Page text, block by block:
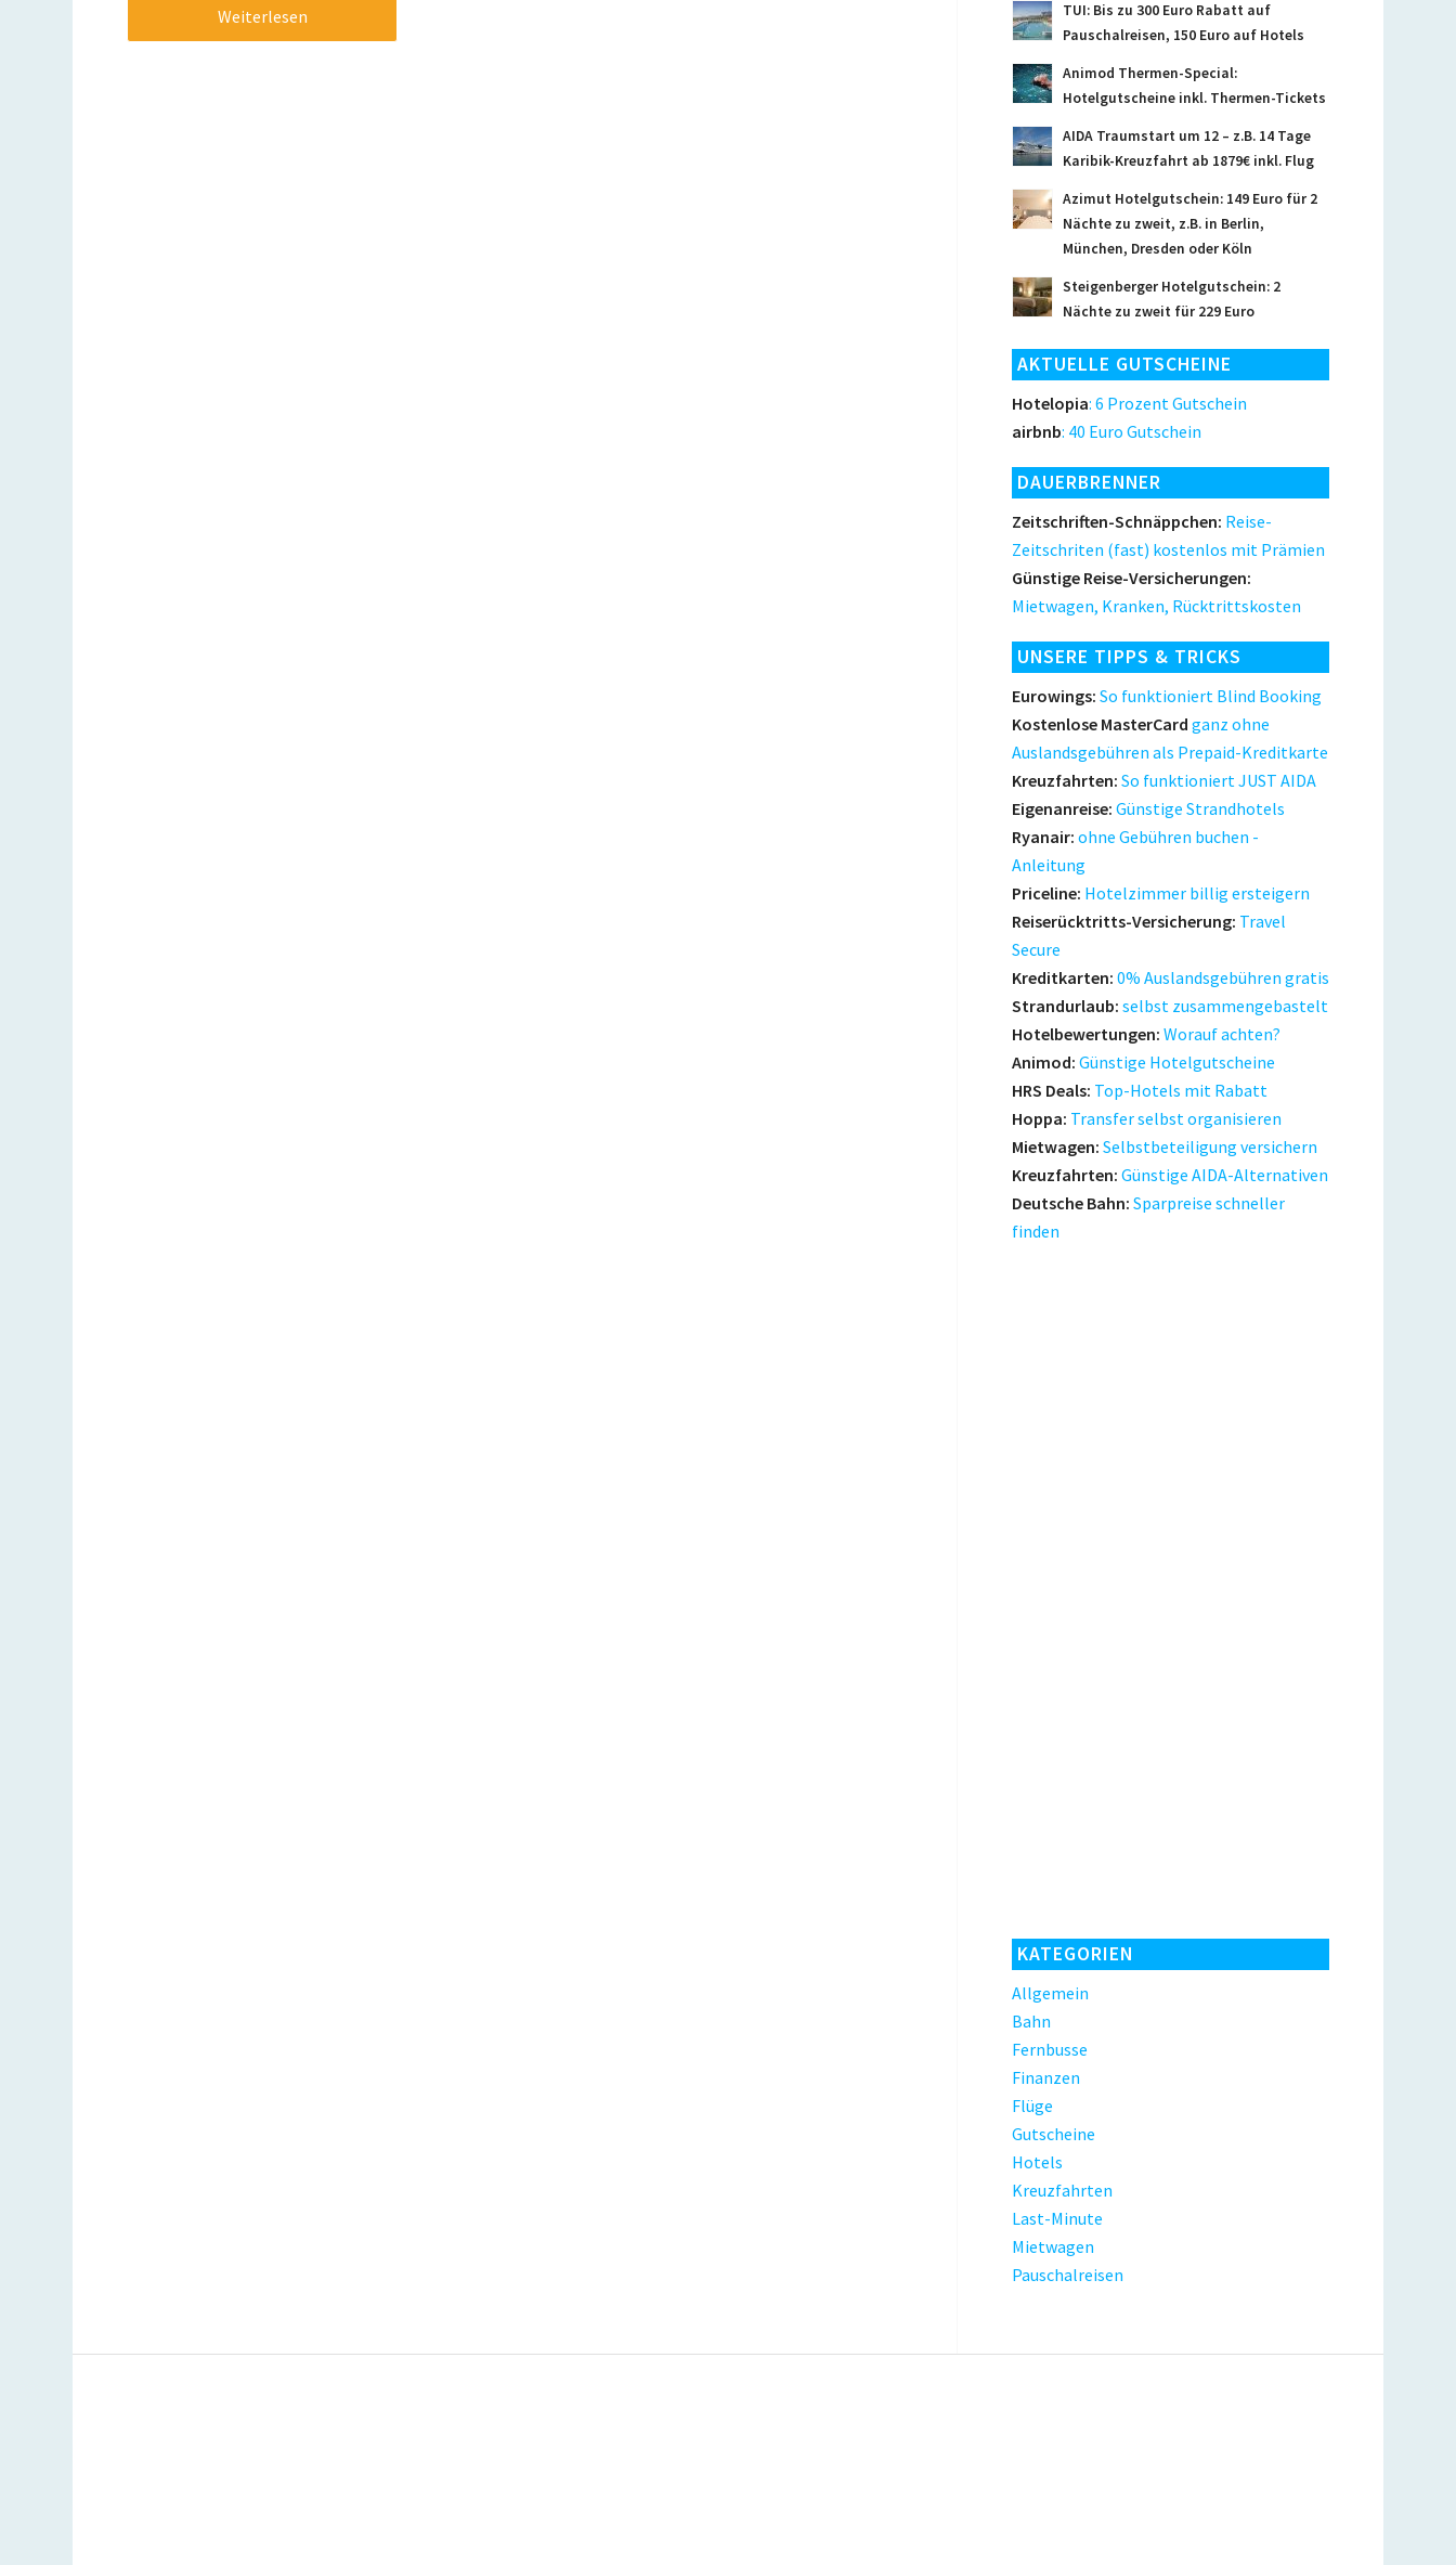
Weiterlesen
TUI: Bis zu 300 Euro Rabatt auf
Pauschalreisen, 150 Euro auf Hotels
Animod Thermen-Special:
Hotelgutscheine inkl. Thermen-Tickets
AIDA Traumstart um 12 – z.B. 14 Tage
Karibik-Kreuzfahrt ab 1879€ inkl. Flug
Azimut Hotelgutschein: 149 Euro für 2
Nächte zu zweit, z.B. in Berlin,
München, Dresden oder Köln
Steigenberger Hotelgutschein: 2
Nächte zu zweit für 229 Euro
AKTUELLE GUTSCHEINE
Hotelopia: 6 Prozent Gutschein
airbnb: 40 Euro Gutschein
DAUERBRENNER
Zeitschriften-Schnäppchen: Reise-
Zeitschriten (fast) kostenlos mit Prämien
Günstige Reise-Versicherungen:
Mietwagen, Kranken, Rücktrittskosten
UNSERE TIPPS & TRICKS
Eurowings: So funktioniert Blind Booking
Kostenlose MasterCard ganz ohne
Auslandsgebühren als Prepaid-Kreditkarte
Kreuzfahrten: So funktioniert JUST AIDA
Eigenanreise: Günstige Strandhotels
Ryanair: ohne Gebühren buchen -
Anleitung
Priceline: Hotelzimmer billig ersteigern
Reiserücktritts-Versicherung: Travel
Secure
Kreditkarten: 0% Auslandsgebühren gratis
Strandurlaub: selbst zusammengebastelt
Hotelbewertungen: Worauf achten?
Animod: Günstige Hotelgutscheine
HRS Deals: Top-Hotels mit Rabatt
Hoppa: Transfer selbst organisieren
Mietwagen: Selbstbeteiligung versichern
Kreuzfahrten: Günstige AIDA-Alternativen
Deutsche Bahn: Sparpreise schneller
finden
KATEGORIEN
Allgemein
Bahn
Fernbusse
Finanzen
Flüge
Gutscheine
Hotels
Kreuzfahrten
Last-Minute
Mietwagen
Pauschalreisen